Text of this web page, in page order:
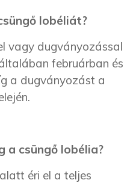
lobéliát?
vagy dugványozással
februárban és
a dugványozást a
a csüngő lobélia?
éri el a teljes